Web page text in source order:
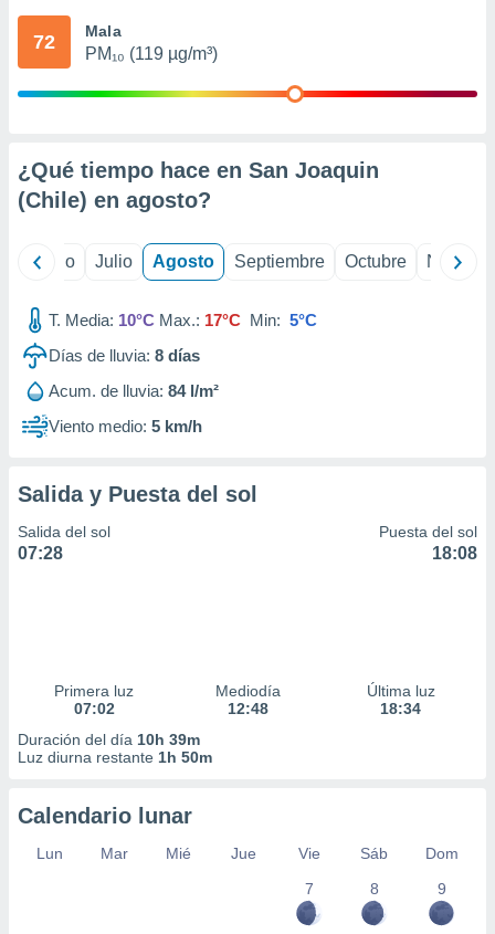
mediante
publicidad
1199
72 Mala
PM₁₀ (119 µg/m³)
¿Qué tiempo hace en San Joaquin
(Chile) en agosto?
Junio Julio Agosto Septiembre Octubre
T. Media: 10°C Max.: 17°C Min: 5°C
Días de lluvia: 8 días
Acum. de lluvia: 84 l/m²
Viento medio: 5 km/h
Salida y Puesta del sol
Salida del sol
07:28
Puesta del sol
18:08
Primera luz
07:02
Mediodía
12:48
Última luz
18:34
Duración del día 10h 39m
Luz diurna restante 1h 50m
Calendario lunar
Lun Mar Mié Jue Vie Sáb
Dom
7
8 9